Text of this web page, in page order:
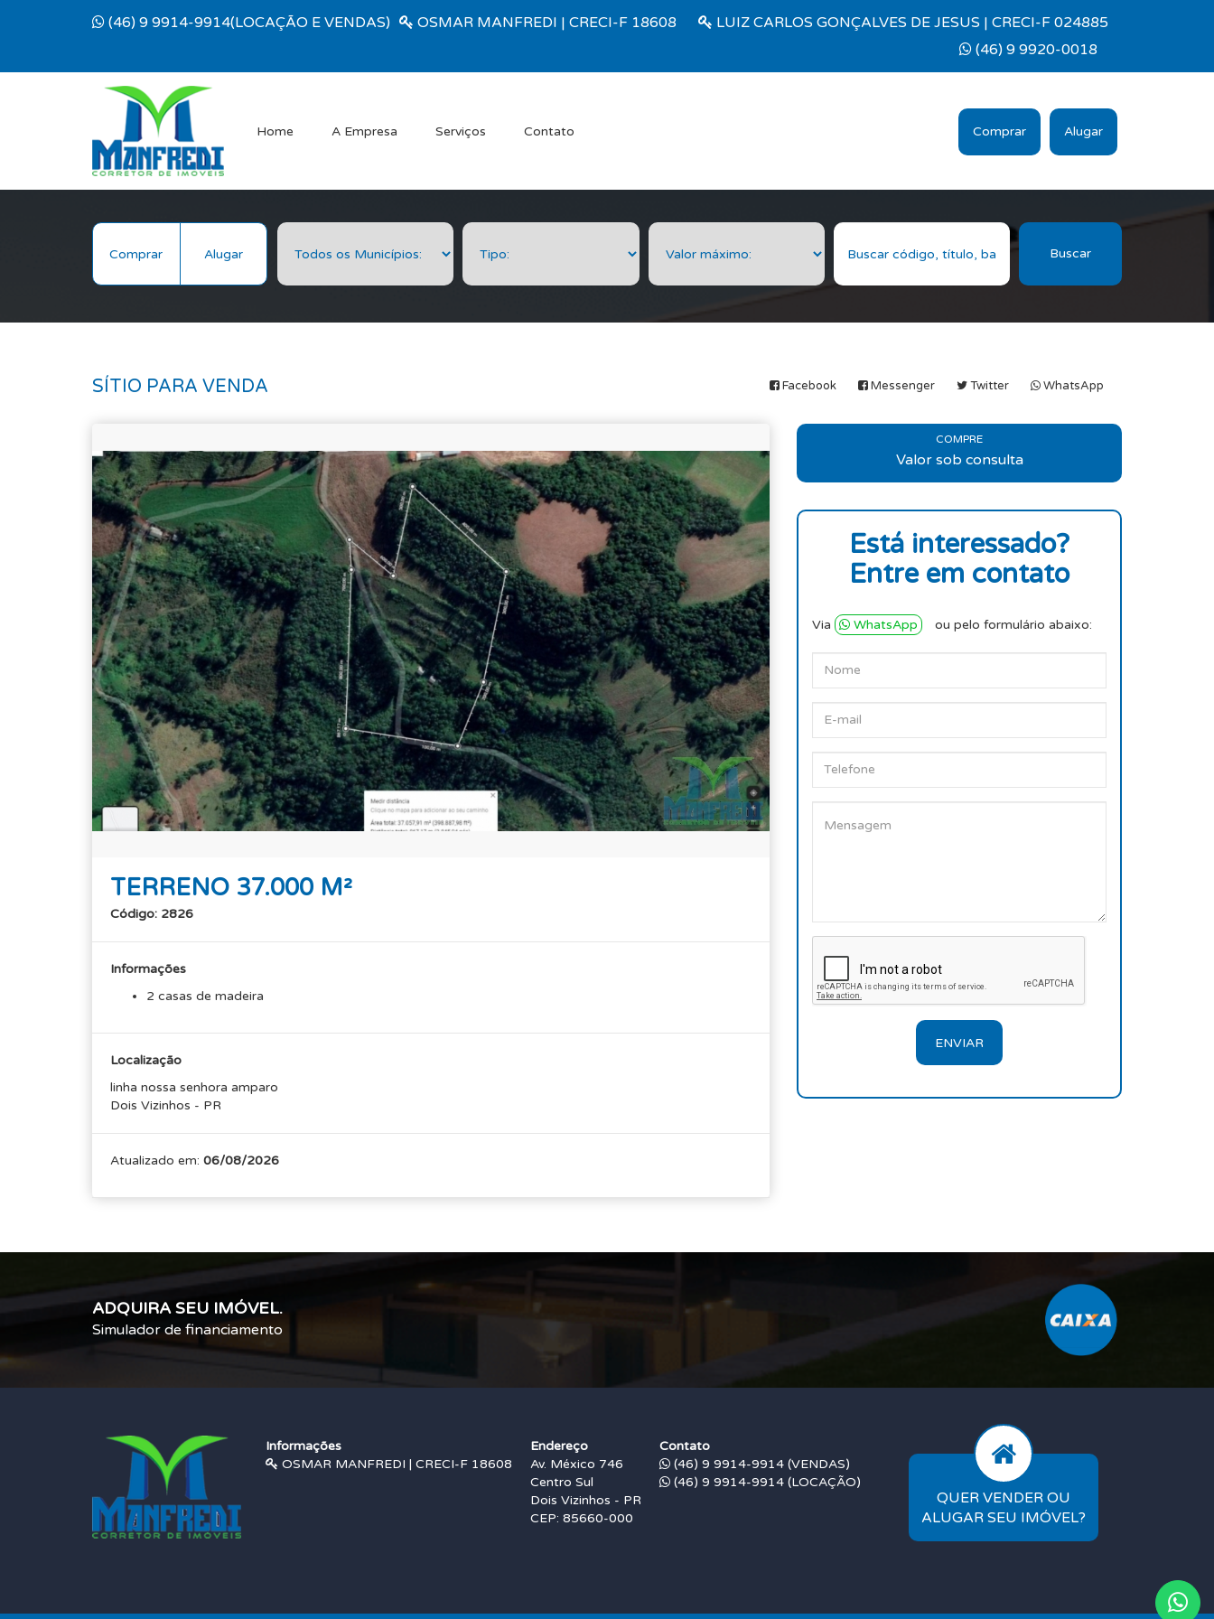
(46) 9 9914-9914(LOCAÇÃO E VENDAS) OSMAR MANFREDI | CRECI-F 18608
LUIZ CARLOS GONÇALVES DE JESUS | CRECI-F 024885
(46) 9 9920-0018
Home A Empresa Serviços Contato Comprar Alugar
Comprar Alugar Buscar
SÍTIO PARA VENDA Facebook Messenger Twitter WhatsApp
TERRENO 37.000 M²
Código: 2826
Informações
2 casas de madeira
Localização
linha nossa senhora amparo
Dois Vizinhos - PR
Atualizado em: 06/08/2026
COMPRE
Valor sob consulta
Está interessado?
Entre em contato
Via WhatsApp ou pelo formulário abaixo:
ENVIAR
ADQUIRA SEU IMÓVEL.
Simulador de financiamento
Informações
OSMAR MANFREDI | CRECI-F 18608
Endereço
Av. México 746
Centro Sul
Dois Vizinhos - PR
CEP: 85660-000
Contato
(46) 9 9914-9914 (VENDAS)
(46) 9 9914-9914 (LOCAÇÃO)
QUER VENDER OU
ALUGAR SEU IMÓVEL?